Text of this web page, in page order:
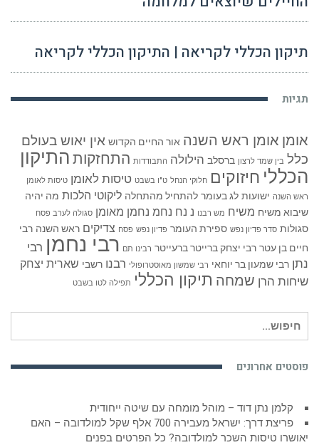
תיקון הכללי לקריאה | התיקון הכללי לקריאה
תגיות
אומן אומן ראש השנה אור החיים הקדוש אין יאוש בעולם
כלל בין שמד לרצון ברסלב הילולה התבודדות התחזקות התיקון
הכללי חיזוקים חלוקי הנחל ט"ו בשבט טיסות לאומן טיסות לאומן
ראש השנה ישועות לג בעומר להתחיל מהתחלה ליקוטי הלכות מה יהיה
שיבוא משיח משיח מש רבנו נ נח נחמ נחמן מאומן סגולה לערב פסח
סגולות סדר פדיון נפש ספירת העומר פדיון נפש פסח צדיקים ראש השנה רבי
חיים בן עטר רבי יצחק ברייטר ברעייטר רבינו תם רבי נחמן רבי
נתן רבי שמעון בר יוחאי רבי שמשון מאוסטרופולי רבנו רשבי שארית יצחק
שיחות הרן שמחה תיקון הכללי תפילה לטו בשבט
עבור:
פוסטים אחרונים
קלמן נתן דוד – מוהל מומחה עם שיטה ייחודית
פריצת דרך: ישראל מעבירה 700 אלף שקל למולדובה – האם
יאושרו טיסות השכר למולדובה? כל הפרטים בפנים